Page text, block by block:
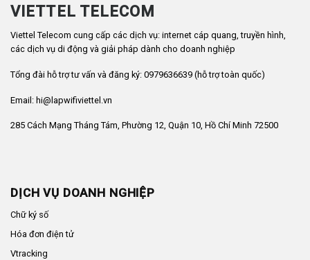
VIETTEL TELECOM
Viettel Telecom cung cấp các dịch vụ: internet cáp quang, truyền hình,
các dịch vụ di động và giải pháp dành cho doanh nghiệp
Tổng đài hỗ trợ tư vấn và đăng ký: 0979636639 (hỗ trợ toàn quốc)
Email: hi@lapwifiviettel.vn
285 Cách Mạng Tháng Tám, Phường 12, Quận 10, Hồ Chí Minh 72500
DỊCH VỤ DOANH NGHIỆP
Chữ ký số
Hóa đơn điện tử
Vtracking